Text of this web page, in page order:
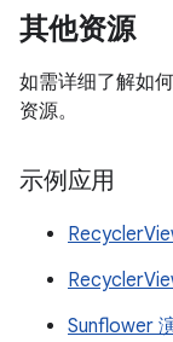
其他资源
如需详细了解如
资源。
示例应用
Sunflower